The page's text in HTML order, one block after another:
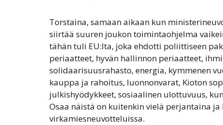
Torstaina, samaan aikaan kun
siirtää suuren joukon toimintaohjelma
tähän tuli EU:lta, joka ehdotti poliittiseen
periaatteet, hyvän hallinnon periaatteet,
solidaarisuusrahasto, energia, kymmenen
kauppa ja rahoitus, luonnonvarat, Kioton
julkishyödykkeet, sosiaalinen ulottuvuus,
Osaa näistä on kuitenkin vielä perjantaina
virkamiesneuvotteluissa.